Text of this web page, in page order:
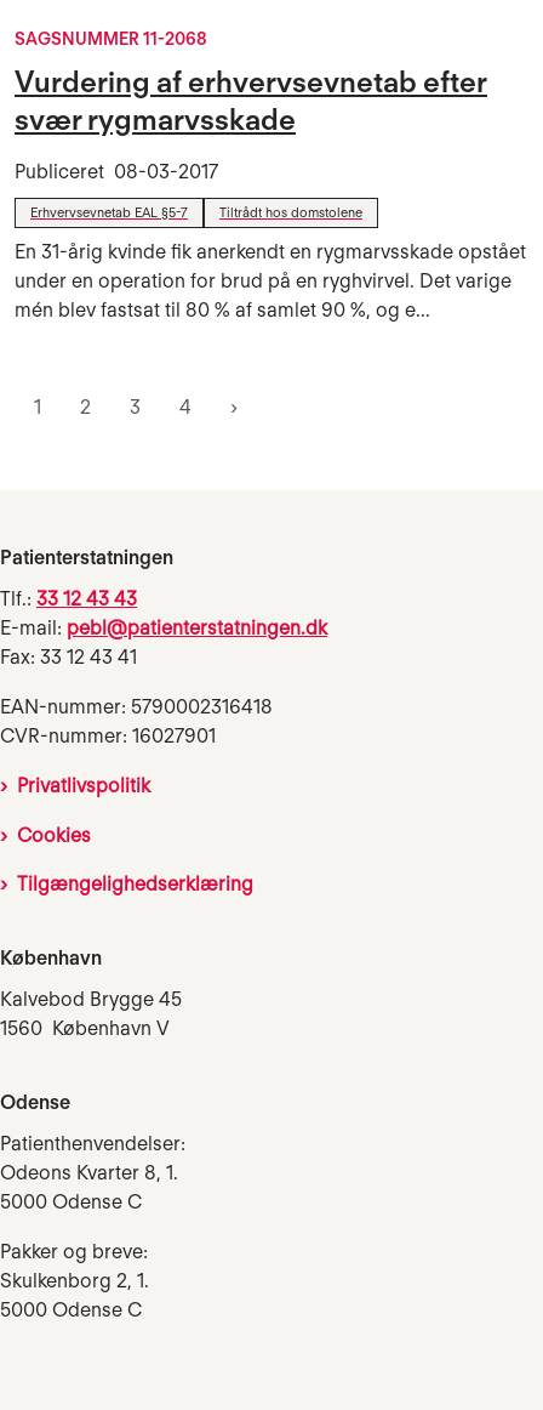
SAGSNUMMER 11-2068
Vurdering af erhvervsevnetab efter
svær rygmarvsskade
Publiceret 08-03-2017
Erhvervsevnetab EAL §5-7 Tiltrådt hos domstolene
En 31-årig kvinde fik anerkendt en rygmarvsskade opstået
under en operation for brud på en ryghvirvel. Det varige
mén blev fastsat til 80 % af samlet 90 %, og e...
1 2 3 4
Patienterstatningen
Tlf.: 33 12 43 43
E-mail: pebl@patienterstatningen.dk
Fax: 33 12 43 41
EAN-nummer: 5790002316418
CVR-nummer: 16027901
Privatlivspolitik
Cookies
Tilgængelighedserklæring
København
Kalvebod Brygge 45
1560 København V
Odense
Patienthenvendelser:
Odeons Kvarter 8, 1.
5000 Odense C
Pakker og breve:
Skulkenborg 2, 1.
5000 Odense C